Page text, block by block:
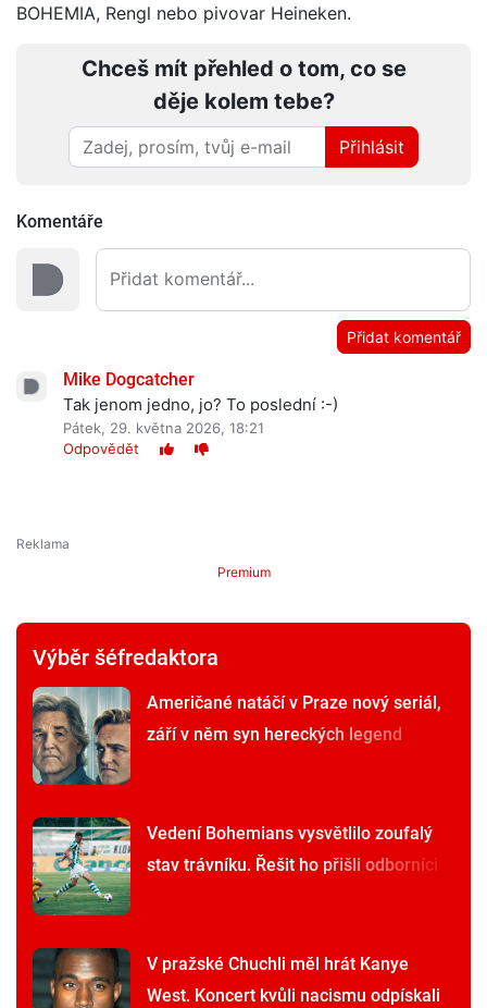
BOHEMIA, Rengl nebo pivovar Heineken.
Chceš mít přehled o tom, co se
děje kolem tebe?
Přihlásit
Komentáře
Přidat komentář
Mike Dogcatcher
Tak jenom jedno, jo? To poslední :-)
Pátek, 29. května 2026, 18:21
Odpovědět
Premium
Výběr šéfredaktora
Američané natáčí v Praze nový seriál,
září v něm syn hereckých legend
Vedení Bohemians vysvětlilo zoufalý
stav trávníku. Řešit ho přišli odborníci
V pražské Chuchli měl hrát Kanye
West. Koncert kvůli nacismu odpískali